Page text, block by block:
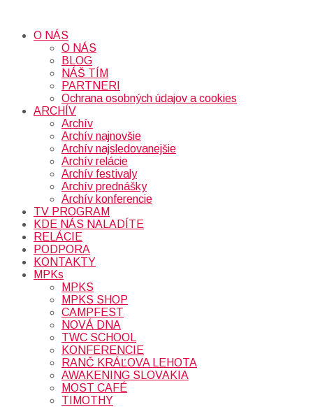
O NÁS
O NÁS
BLOG
NÁŠ TÍM
PARTNERI
Ochrana osobných údajov a cookies
ARCHÍV
Archív
Archív najnovšie
Archív najsledovanejšie
Archív relácie
Archív festivaly
Archív prednášky
Archív konferencie
TV PROGRAM
KDE NÁS NALADÍTE
RELÁCIE
PODPORA
KONTAKTY
MPKs
MPKS
MPKS SHOP
CAMPFEST
NOVÁ DNA
TWC SCHOOL
KONFERENCIE
RANČ KRÁĽOVA LEHOTA
AWAKENING SLOVAKIA
MOST CAFÉ
TIMOTHY